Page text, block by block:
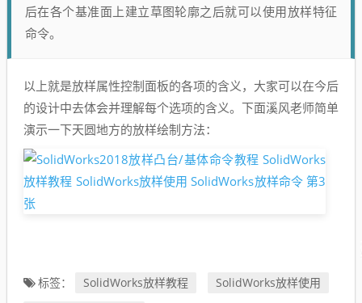
后在各个基准面上建立草图轮廓之后就可以使用放样特征
命令。
以上就是放样属性控制面板的各项的含义，大家可以在今后
的设计中去体会并理解每个选项的含义。下面溪风老师简单
演示一下天圆地方的放样绘制方法：
标签： SolidWorks放样教程
SolidWorks放样使用